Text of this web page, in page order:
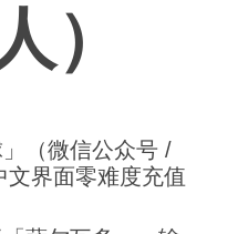
）
（微信公众号 /
文界面零难度充值